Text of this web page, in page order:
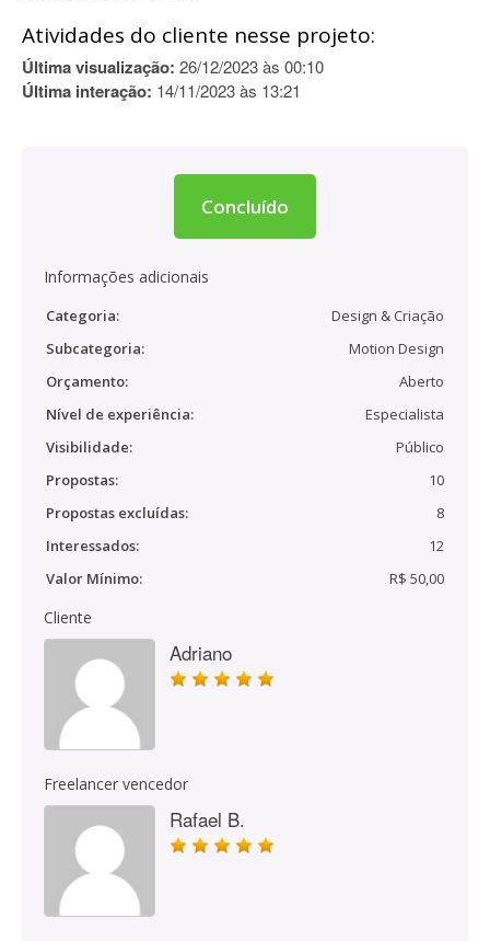
Atividades do cliente nesse projeto:
Última visualização: 26/12/2023 às 00:10
Última interação: 14/11/2023 às 13:21
Concluído
Informações adicionais
Categoria:
Design & Criação
Subcategoria:
Motion Design
Orçamento:
Aberto
Nível de experiência:
Especialista
Visibilidade:
Público
Propostas:
10
Propostas excluídas:
8
Interessados:
12
Valor Mínimo:
R$ 50,00
Cliente
Adriano
Freelancer vencedor
Rafael B.